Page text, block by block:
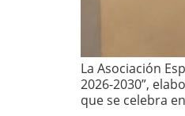
La Asociación
2026-2030”,
que se celebra